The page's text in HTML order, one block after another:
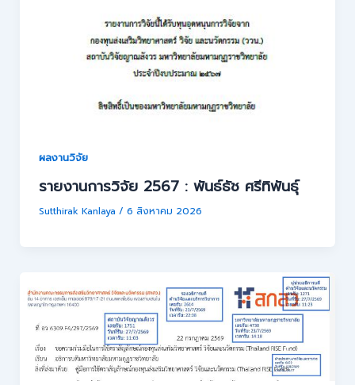
ผลงานวิจัย
รายงานการวิจัย 2567 : พันธ์ธัช ศรีทิพันธุ์
Sutthirak Kanlaya / 6 สิงหาคม 2026